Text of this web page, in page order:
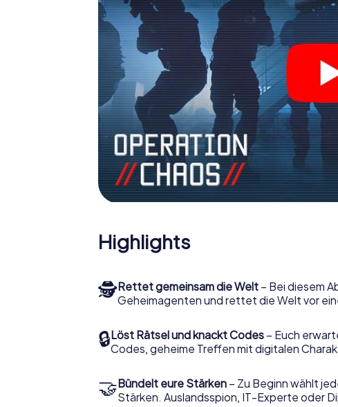
Highlights
🕵Rettet gemeinsam die Welt – Bei diesem
Geheimagenten und rettet die Welt vor
🔒Löst Rätsel und knackt Codes – Euch
Codes, geheime Treffen mit digitalen
🤝Bündelt eure Stärken – Zu Beginn wählt
Stärken. Auslandsspion, IT-Experte oder